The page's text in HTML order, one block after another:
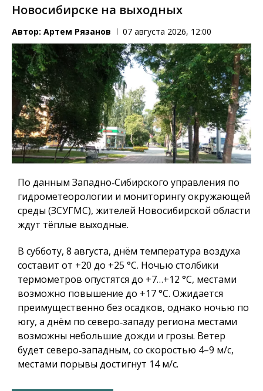
Новосибирске на выходных
Автор: Артем Рязанов 07 августа 2026, 12:00
По данным Западно‑Сибирского управления по
гидрометеорологии и мониторингу окружающей
среды (ЗСУГМС), жителей Новосибирской области
ждут тёплые выходные.
В субботу, 8 августа, днём температура воздуха
составит от +20 до +25 °C. Ночью столбики
термометров опустятся до +7…+12 °C, местами
возможно повышение до +17 °C. Ожидается
преимущественно без осадков, однако ночью по
югу, а днём по северо‑западу региона местами
возможны небольшие дожди и грозы. Ветер
будет северо‑западным, со скоростью 4–9 м/с,
местами порывы достигнут 14 м/с.